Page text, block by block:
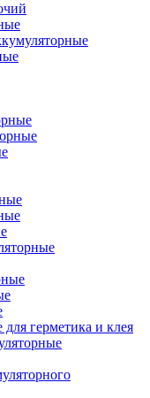
герметика и клея